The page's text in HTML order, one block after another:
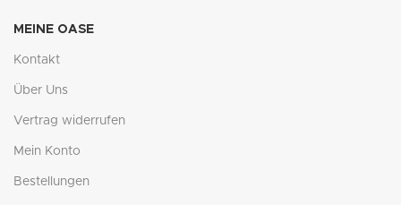
MEINE OASE
Kontakt
Über Uns
Vertrag widerrufen
Mein Konto
Bestellungen